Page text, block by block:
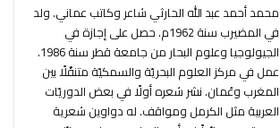
محمد أحمد عبد الله الحارثي شاعر وكاتب عماني. ولد
في المضيرب سنة 1962م. حصل على إجازة في
الجيولوجيا وعلوم البحار من جامعة قطر سنة 1986.
عمل في مركز العلوم البحريّة والسمكيّة متنقّلًا بين
المغرب وعُمان. نشر شعره أولًا في بعض الدوريّات
العربية مثل الكرمل ومواقف. له دواوين شعرية